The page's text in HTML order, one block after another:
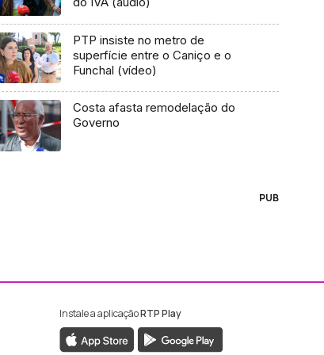
PTP insiste no metro de
superfície entre o Caniço e o
Funchal (vídeo)
Costa afasta remodelação do
Governo
PUB
da RTP Madeira
da RTP Madeira
Instale a aplicaçãoRTP Play